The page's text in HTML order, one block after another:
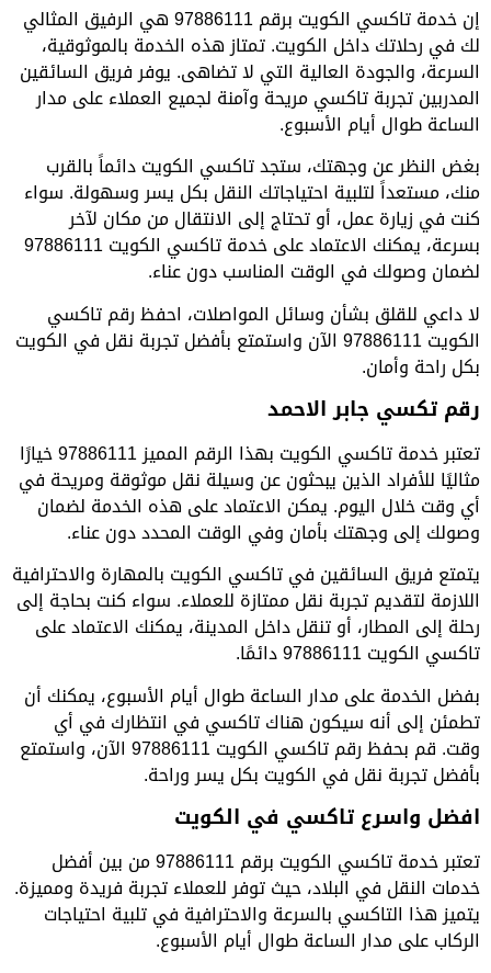
إن خدمة تاكسي الكويت برقم 97886111 هي الرفيق المثالي
لك في رحلاتك داخل الكويت. تمتاز هذه الخدمة بالموثوقية،
السرعة، والجودة العالية التي لا تضاهى. يوفر فريق السائقين
المدربين تجربة تاكسي مريحة وآمنة لجميع العملاء على مدار
الساعة طوال أيام الأسبوع.
بغض النظر عن وجهتك، ستجد تاكسي الكويت دائماً بالقرب
منك، مستعداً لتلبية احتياجاتك النقل بكل يسر وسهولة. سواء
كنت في زيارة عمل، أو تحتاج إلى الانتقال من مكان لآخر
بسرعة، يمكنك الاعتماد على خدمة تاكسي الكويت 97886111
لضمان وصولك في الوقت المناسب دون عناء.
لا داعي للقلق بشأن وسائل المواصلات، احفظ رقم تاكسي
الكويت 97886111 الآن واستمتع بأفضل تجربة نقل في الكويت
بكل راحة وأمان.
رقم تكسي جابر الاحمد
تعتبر خدمة تاكسي الكويت بهذا الرقم المميز 97886111 خيارًا
مثاليًا للأفراد الذين يبحثون عن وسيلة نقل موثوقة ومريحة في
أي وقت خلال اليوم. يمكن الاعتماد على هذه الخدمة لضمان
وصولك إلى وجهتك بأمان وفي الوقت المحدد دون عناء.
يتمتع فريق السائقين في تاكسي الكويت بالمهارة والاحترافية
اللازمة لتقديم تجربة نقل ممتازة للعملاء. سواء كنت بحاجة إلى
رحلة إلى المطار، أو تنقل داخل المدينة، يمكنك الاعتماد على
تاكسي الكويت 97886111 دائمًا.
بفضل الخدمة على مدار الساعة طوال أيام الأسبوع، يمكنك أن
تطمئن إلى أنه سيكون هناك تاكسي في انتظارك في أي
وقت. قم بحفظ رقم تاكسي الكويت 97886111 الآن، واستمتع
بأفضل تجربة نقل في الكويت بكل يسر وراحة.
افضل واسرع تاكسي في الكويت
تعتبر خدمة تاكسي الكويت برقم 97886111 من بين أفضل
خدمات النقل في البلاد، حيث توفر للعملاء تجربة فريدة ومميزة.
يتميز هذا التاكسي بالسرعة والاحترافية في تلبية احتياجات
الركاب على مدار الساعة طوال أيام الأسبوع.